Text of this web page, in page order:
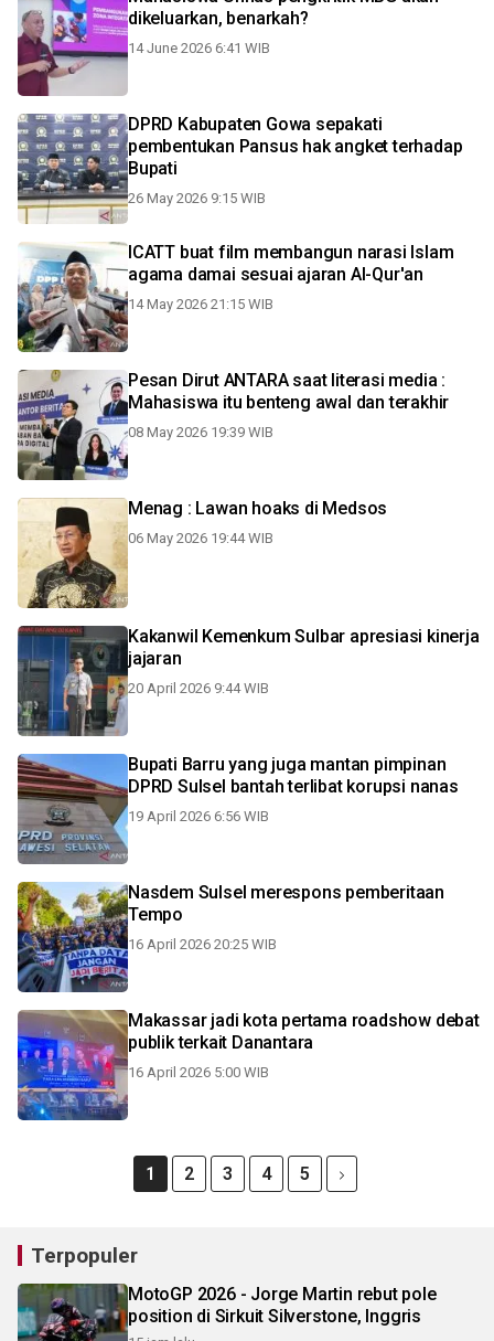
dikeluarkan, benarkah?
14 June 2026 6:41 WIB
DPRD Kabupaten Gowa sepakati
pembentukan Pansus hak angket terhadap
Bupati
26 May 2026 9:15 WIB
ICATT buat film membangun narasi Islam
agama damai sesuai ajaran Al-Qur'an
14 May 2026 21:15 WIB
Pesan Dirut ANTARA saat literasi media :
Mahasiswa itu benteng awal dan terakhir
08 May 2026 19:39 WIB
Menag : Lawan hoaks di Medsos
06 May 2026 19:44 WIB
Kakanwil Kemenkum Sulbar apresiasi kinerja
jajaran
20 April 2026 9:44 WIB
Bupati Barru yang juga mantan pimpinan
DPRD Sulsel bantah terlibat korupsi nanas
19 April 2026 6:56 WIB
Nasdem Sulsel merespons pemberitaan
Tempo
16 April 2026 20:25 WIB
Makassar jadi kota pertama roadshow debat
publik terkait Danantara
16 April 2026 5:00 WIB
1 2 3 4 5
Terpopuler
MotoGP 2026 - Jorge Martin rebut pole
position di Sirkuit Silverstone, Inggris